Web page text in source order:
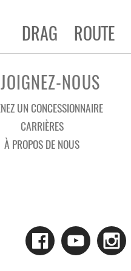
DRAG ROUTE
NOUS
UN CONCESSIONNAIRE
CARRIÈRES
À PROPOS DE NOUS